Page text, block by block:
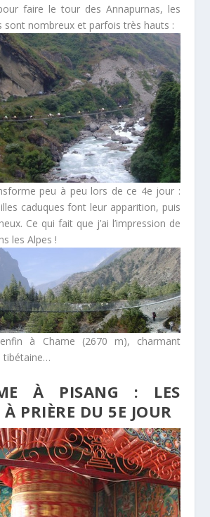
faire le tour des Annapurnas, les
sont nombreux et parfois très hauts :
peu à peu lors de ce 4e jour :
caduques font leur apparition, puis
Ce qui fait que j’ai l’impression de
les Alpes !
à Chame (2670 m), charmant
tibétaine…
À PISANG : LES
PRIÈRE DU 5E JOUR